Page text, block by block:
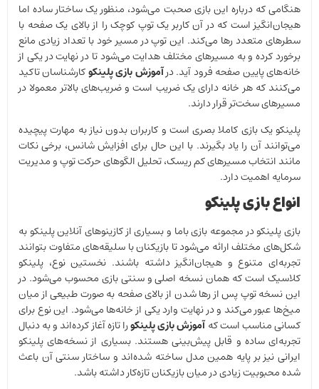
هنگامی که درباره این بازی صحبت می‌شود، منظور یک ساختار ساده اما
هیجان‌انگیز است که در آن کاربر یک توپ کوچک را از بالای یک صفحه با
سطرهای متعدد رها می‌کند. این توپ در مسیر خود با تعداد زیادی مانع
برخورد کرده و به مسیرهای مختلف هدایت می‌شود تا در نهایت در یکی از
خانه‌های پایین صفحه فرود آید. درآموزش بازی پلینکوکارشناسان تاکید
می‌کنند که هر خانه دارای یک ضریب است و ضریب‌های بالاتر معمولا در
مسیرهای سخت‌تر قرار دارند.
پلینکو یک بازی کاملا بصری است و کاربران بدون نیاز به مهارت پیچیده
می‌توانند آن را یاد بگیرند. با این حال برای افزایش شانس، برخی نکات
مانند انتخاب مسیرهای کم ریسک، تحلیل الگوهای حرکت توپ و مدیریت
سرمایه اهمیت دارد.
انواع بازی پلینکو
بازی پلینکو در مجموعه بازی باما و بسیاری از کازینو‌های آنلاین پلینکو به
شکل‌های مختلف ارائه می‌شود تا بازیکنان با سلیقه‌های متفاوت بتوانند
تجربه‌ای متنوع و هیجان‌انگیز داشته باشند. نخستین نوع، پلینکو
کلاسیک است که همان نسخه اصلی و سنتی بازی محسوب می‌شود. در
این نسخه توپ پس از رها شدن از بالای صفحه به صورت طبیعی از میان
میخ‌ها عبور می‌کند و در نهایت وارد یکی از خانه‌ها می‌شود. این نوع برای
کسانی مناسب است کهآموزش بازی پلینکورا تازه آغاز کرده‌اند و به دنبال
تجربه‌ای ساده و قابل پیش‌بینی هستند. بسیاری از نسخه‌های پلینکو
ایرانی نیز بر پایه همین مدل ساخته شده‌اند و ساختار سنتی آن باعث
شده محبوبیت زیادی در میان بازیکنان تازه‌کار داشته باشد.